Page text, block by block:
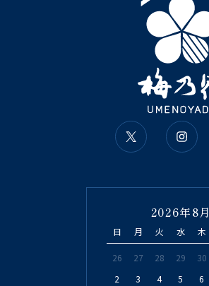
2026年8月
日 月 火 水 木
26 27 28 29 30
2
3 4 5 6